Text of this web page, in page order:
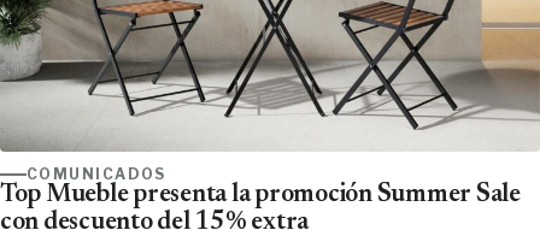
COMUNICADOS
Top Mueble presenta la promoción Summer Sale
con descuento del 15% extra